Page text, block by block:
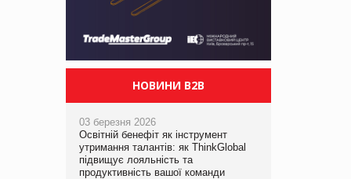
НОВИНИ B2B
03 березня 2026
Освітній бенефіт як інструмент
утримання талантів: як ThinkGlobal
підвищує лояльність та
продуктивність вашої команди